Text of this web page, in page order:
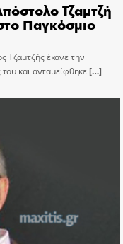
Τζαμτζή
Παγκόσμιο
Τζαμτζής έκανε την
και ανταμείφθηκε[…]